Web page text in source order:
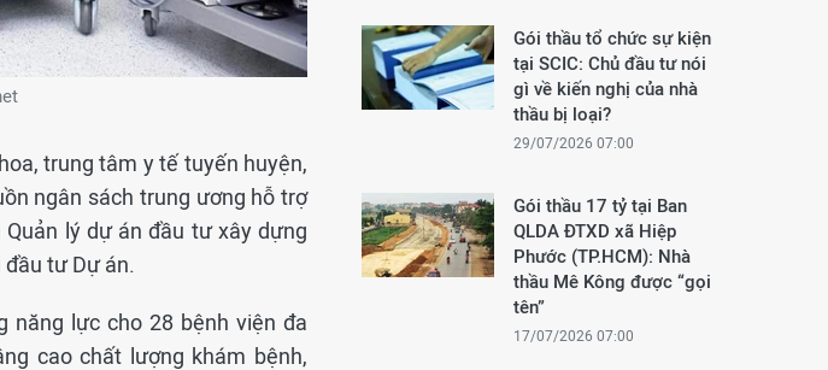
trung tâm y tế tuyến huyện,
ngân sách trung ương hỗ trợ
lý dự án đầu tư xây dựng
tư Dự án.
năng lực cho 28 bệnh viện đa
cao chất lượng khám bệnh,
Gói thầu tổ chức sự kiện
tại SCIC: Chủ đầu tư nói
gì về kiến nghị của nhà
thầu bị loại?
29/07/2026 07:00
Gói thầu 17 tỷ tại Ban
QLDA ĐTXD xã Hiệp
Phước (TP.HCM): Nhà
thầu Mê Kông được “gọi
tên”
17/07/2026 07:00